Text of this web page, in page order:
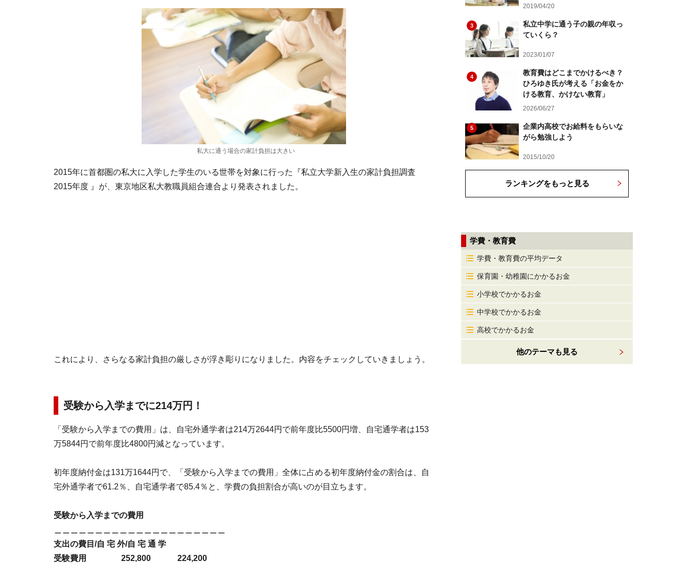
私大に通う場合の家計負担は大きい
2015年に首都圏の私大に入学した学生のいる世帯を対象に行った『私立大学新入生の家計負担調査
2015年度 』が、東京地区私大教職員組合連合より発表されました。
これにより、さらなる家計負担の厳しさが浮き彫りになりました。内容をチェックしていきましょう。
受験から入学までに214万円！
「受験から入学までの費用」は、自宅外通学者は214万2644円で前年度比5500円増、自宅通学者は153
万5844円で前年度比4800円減となっています。
初年度納付金は131万1644円で、「受験から入学までの費用」全体に占める初年度納付金の割合は、自
宅外通学者で61.2％、自宅通学者で85.4％と、学費の負担割合が高いのが目立ちます。
受験から入学までの費用
支出の費目/自 宅 外/自 宅 通 学
受験費用 252,800 224,200
2019/04/20
3
私立中学に通う子の親の年収っ
ていくら？
2023/01/07
4
教育費はどこまでかけるべき？
ひろゆき氏が考える「お金をか
ける教育、かけない教育」
2026/06/27
5
企業内高校でお給料をもらいな
がら勉強しよう
2015/10/20
ランキングをもっと見る
学費・教育費
学費・教育費の平均データ
保育園・幼稚園にかかるお金
小学校でかかるお金
中学校でかかるお金
高校でかかるお金
他のテーマも見る